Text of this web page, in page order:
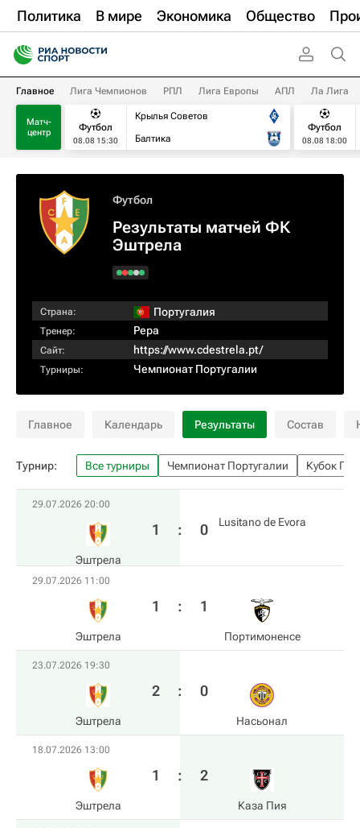
Политика В мире Экономика Общество
Главное Лига Чемпионов РПЛ Лига Европы АПЛ Ла Лига
Матч-
центр
Футбол
08.08 15:30
Крылья Советов
Балтика
Футбол
08.08 18:00
Футбол
Результаты матчей ФК
Эштрела
Страна: Португалия
Тренер: Pepa
Сайт: https://www.cdestrela.pt/
Турниры: Чемпионат Португалии
Главное Календарь Результаты Состав
Турнир: Все турниры Чемпионат Португалии Кубок
29.07.2026 20:00
Эштрела
1 : 0 Lusitano de Evora
29.07.2026 11:00
Эштрела
1 : 1
Портимоненсе
23.07.2026 19:30
Эштрела
2 : 0
Насьонал
18.07.2026 13:00
Эштрела
1 : 2
Каза Пия